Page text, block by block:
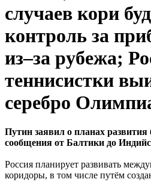
случаев кори
контроль за
из–за рубежа;
теннисистки
серебро
Путин заявил о планах
сообщения от Балтики до
Россия планирует развивать
коридоры, в том числе путём